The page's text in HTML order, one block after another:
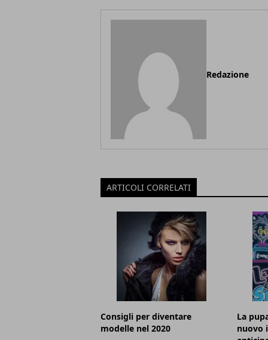
Redazione
ARTICOLI CORRELATI
Consigli per diventare
modelle nel 2020
La
nuovo